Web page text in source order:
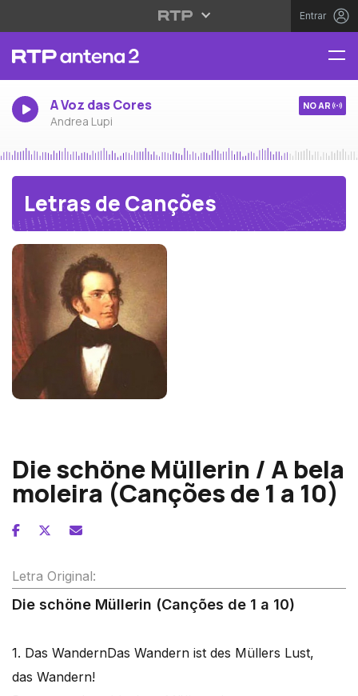
Entrar
A Voz das Cores
Andrea Lupi
NO AR
Letras de Canções
Die schöne Müllerin / A bela
moleira (Canções de 1 a 10)
Letra Original:
Die schöne Müllerin (Canções de 1 a 10)
1. Das WandernDas Wandern ist des Müllers Lust,
das Wandern!